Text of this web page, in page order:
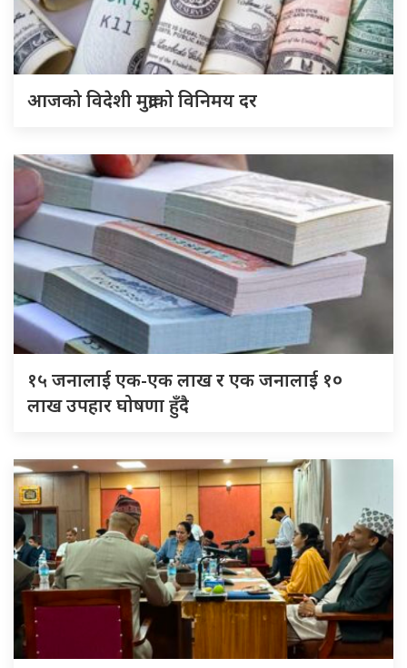
आजको विदेशी मुद्राको विनिमय दर
१५ जनालाई एक-एक लाख र एक जनालाई १०
लाख उपहार घोषणा हुँदै